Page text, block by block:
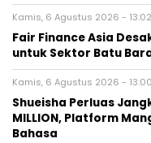
Kamis, 6 Agustus 2026 -
Fair Finance Asia
untuk Sektor Batu Bara
Kamis, 6 Agustus 2026 -
Shueisha Perluas
MILLION, Platform
Bahasa